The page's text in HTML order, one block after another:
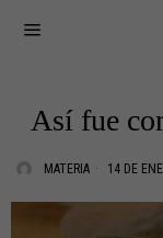
Así fue
MATERIA 14 DE